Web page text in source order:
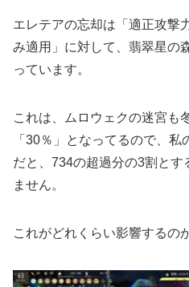
エレテアの忘却は「適正攻撃
み適用」に対して、翡翠星の
っています。
これは、ムロウェクの迷宮も
「30％」となってるので、私
だと、734の超過分の3割と
ません。
これがどれくらい影響するの